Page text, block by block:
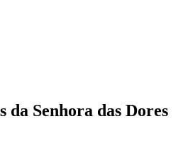
da Senhora das Dores